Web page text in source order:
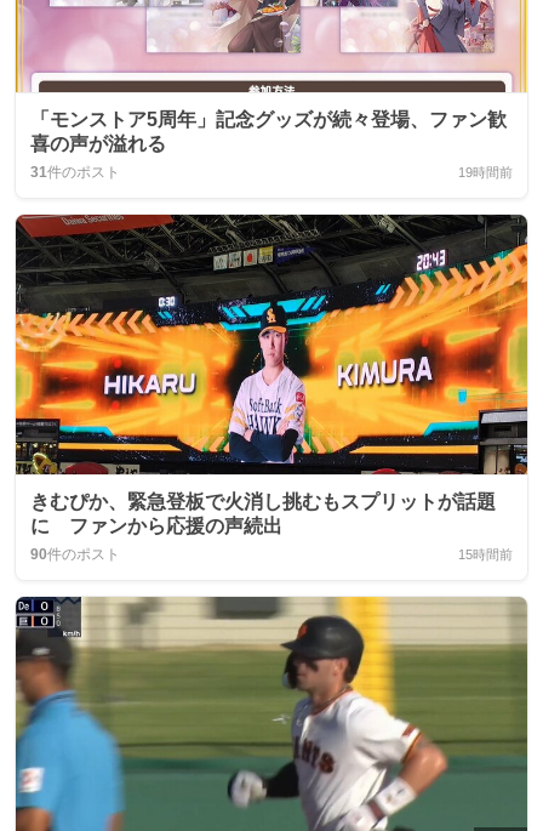
「モンストア5周年」記念グッズが続々登場、ファン歓
喜の声が溢れる
31件のポスト 19時間前
きむぴか、緊急登板で火消し挑むもスプリットが話題
に ファンから応援の声続出
90件のポスト 15時間前